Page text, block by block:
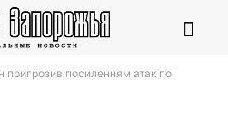
пригрозив посиленням атак по